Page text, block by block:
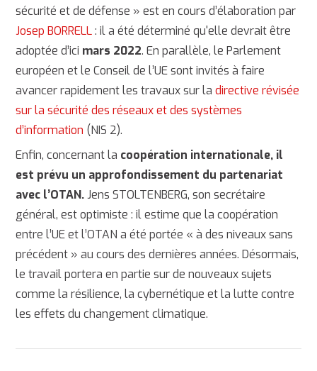
sécurité et de défense » est en cours d’élaboration par
Josep BORRELL: il a été déterminé qu'elle devrait être
adoptée d’ici mars 2022. En parallèle, le Parlement
européen et le Conseil de l’UE sont invités à faire
avancer rapidement les travaux sur ladirective révisée
sur la sécurité des réseaux et des systèmes
d’information (NIS 2).
Enfin, concernant la coopération internationale, il
est prévu un approfondissement du partenariat
avec l’OTAN.Jens STOLTENBERG, son secrétaire
général, est optimiste : il estime que la coopération
entre l’UE et l’OTAN a été portée « à des niveaux sans
précédent » au cours des dernières années. Désormais,
le travail portera en partie sur de nouveaux sujets
comme la résilience, la cybernétique et la lutte contre
les effets du changement climatique.